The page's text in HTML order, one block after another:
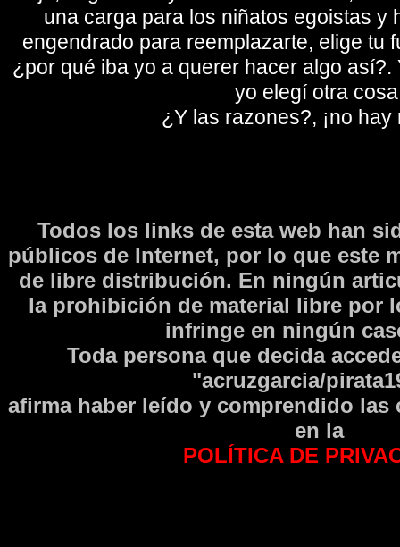
una carga para los niñatos egoistas y
engendrado para reemplazarte, elige tu
¿por qué iba yo a querer hacer algo así?.
yo elegí otra
¿Y las razones?, ¡no hay
Todos los links de esta web han
públicos de Internet, por lo que este
de libre distribución. En ningún
la prohibición de material libre por
infringe en ningún
Toda persona que decida
"acruzgarcia/
afirma haber leí­do y comprendido las
en la
POLÍTICA DE